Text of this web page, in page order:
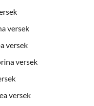
versek
versek
versek
versek